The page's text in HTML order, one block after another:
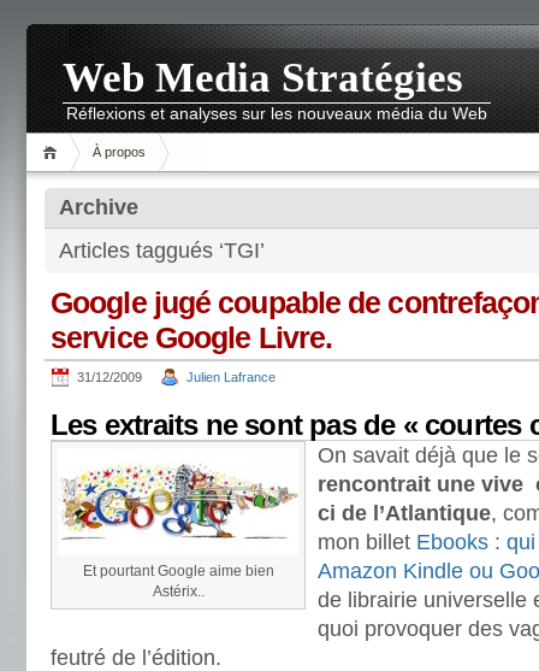
Web Media Stratégies
Réflexions et analyses sur les nouveaux média du Web
À propos
Archive
Articles taggués ‘TGI’
Google jugé coupable de
service Google Livre.
31/12/2009 Julien Lafrance
Les extraits ne sont pas de « courtes
Et pourtant Google aime bien
Astérix..
On savait déjà que le
rencontrait une vive
ci de l’Atlantique,
mon billet Ebooks :
Amazon Kindle ou
de librairie universelle
quoi provoquer des
feutré de l’édition.